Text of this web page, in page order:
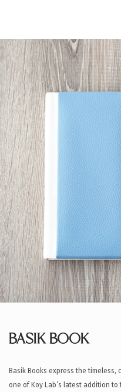
BASIK BOOK
Basik Books express the
one of Koy Lab’s latest addition